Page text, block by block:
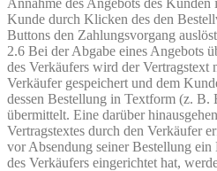
Kunde durch Klicken des den
Buttons den Zahlungsvorgang
2.6 Bei der Abgabe eines Angebots
des Verkäufers wird der Vertragstext
Verkäufer gespeichert und dem
dessen Bestellung in Textform (z.
übermittelt. Eine darüber
Vertragstextes durch den Verkäufer
vor Absendung seiner Bestellung
des Verkäufers eingerichtet hat,